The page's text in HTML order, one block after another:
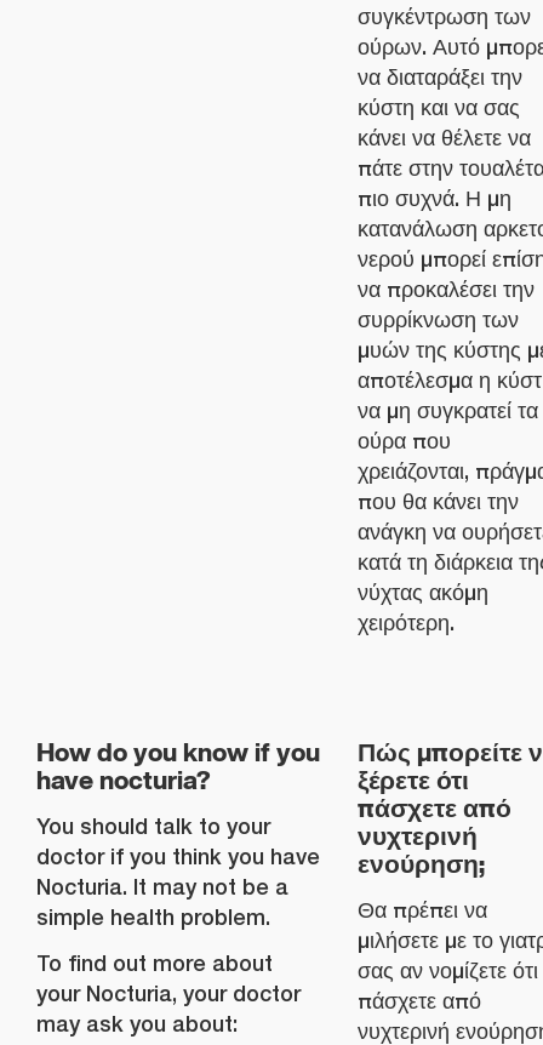
συγκέντρωση των
ούρων. Αυτό
να διαταράξει την
κύστη και να σας
κάνει να θέλετε να
πάτε στην
πιο συχνά. Η μη
κατανάλωση
νερού μπορεί
να προκαλέσει την
συρρίκνωση των
μυών της κύστης
αποτέλεσμα η
να μη συγκρατεί τα
ούρα που
χρειάζονται,
που θα κάνει την
ανάγκη να
κατά τη διάρκεια
νύχτας ακόμη
χειρότερη.
How do you know if you
have nocturia?
You should talk to your
doctor if you think you have
Nocturia. It may not be a
simple health problem.
To find out more about
your Nocturia, your doctor
may ask you about:
Πώς μπορείτε
ξέρετε ότι
πάσχετε από
νυχτερινή
ενούρηση;
Θα πρέπει να
μιλήσετε με το
σας αν νομίζετε ότι
πάσχετε από
νυχτερινή